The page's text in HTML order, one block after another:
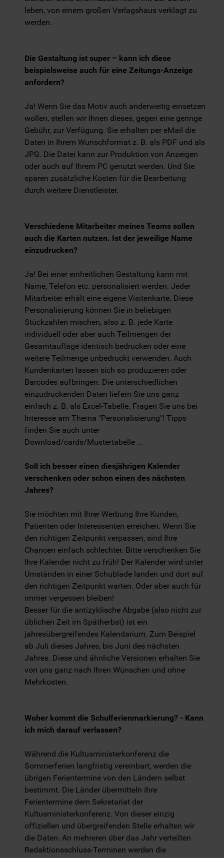
leben, von einem großen Verlagshaus verklagt zu
werden.
Die Gestaltung ist super – kann ich diese
beispielsweise auch für eine Zeitungs-Anzeige
anfordern?
Ja! Wenn Sie das Motiv auch anderweitig einsetzen
wollen, stellen wir Ihnen dieses, gegen eine geringe
Gebühr, zur Verfügung. Sie erhalten per eMail die
Daten in Ihrem Wunschformat z. B. als PDF und als
JPG. Die Datei kann zur Produktion von Anzeigen
oder auch auf Ihrem PC genutzt werden. Und Sie
sparen zusätzliche Kosten für die Bearbeitung
durch weitere Dienstleister.
Verschiedene Mitarbeiter meines Teams sollen
auch die Karten nutzen. Ist der jeweilige Name
einzudrucken?
Ja! Bei einer einheitlichen Gestaltung kann mit
Name, Telefon etc. personalisiert werden. Jeder
Mitarbeiter erhält eine eigene Visitenkarte. Diese
Personalisierung können Sie in beliebigen
Stückzahlen mischen, also z. B. jede Karte
individuell oder aber auch Teilmengen der
Gesamtauflage identisch bedrucken oder eine
weitere Teilmenge unbedruckt verwenden. Auch
Kundenkarten lassen sich so produzieren oder
Barcodes aufbringen. Die unterschiedlichen
einzudruckenden Daten liefern Sie uns ganz
einfach z. B. als Excel-Tabelle. Fragen Sie uns bei
Interesse am Thema "Personalisierung"! Tipps
finden Sie auch unter
Download/cards/Mustertabelle ...
Soll ich besser einen diesjährigen Kalender
verschenken oder schon einen des nächsten
Jahres?
Sie möchten mit Ihrer Werbung Ihre Kunden,
Patienten oder Interessenten erreichen. Wenn Sie
den richtigen Zeitpunkt verpassen, sind Ihre
Chancen einfach schlechter. Bitte verschenken Sie
Ihre Kalender nicht zu früh! Der Kalender wird unter
Umständen in einer Schublade landen und dort auf
den richtigen Zeitpunkt warten. Oder aber auch für
immer vergessen bleiben!
Besser für die antizyklische Abgabe (also nicht zur
üblichen Zeit im Spätherbst) ist ein
jahresübergreifendes Kalendarium. Zum Beispiel
ab Juli dieses Jahres, bis Juni des nächsten
Jahres. Diese und ähnliche Versionen erhalten Sie
von uns ganz nach Ihren Wünschen und ohne
Mehrkosten.
Woher kommt die Schulferienmarkierung? - Kann
ich mich darauf verlassen?
Während die Kultusministerkonferenz die
Sommerferien langfristig vereinbart, werden die
übrigen Ferientermine von den Ländern selbst
bestimmt. Die Länder übermitteln ihre
Ferientermine dem Sekretariat der
Kultusministerkonferenz. Von dieser einzig
offiziellen und übergreifenden Stelle erhalten wir
die Daten. An mehreren über das Jahr verteilten
Redaktionsschluss-Terminen werden die